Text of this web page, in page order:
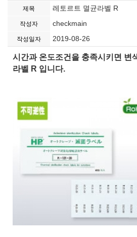
제목 레토르트 멸균라벨 R
작성자 checkmain
작성일자 2019-08-26
시간과 온도조건을 충족시키면 변
라벨 R 입니다.